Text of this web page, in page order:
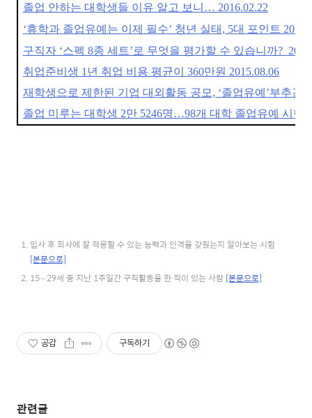
졸업 안하는 대학생들 이유 알고 보니… 2016.02.22
‘휴학과 졸업유예는 이제 필수’ 청년 실태, 5대 포인트
구직자 ‘스펙 8종 세트’로 무엇을 평가할 수 있습니까?
취업준비생 1년 취업 비용 평균이 360만원 2015.08.06
재학생으로 제한된 기업 대외활동 공모, ‘졸업유예’부추긴
졸업 미루는 대학생 2만 5246명…98개 대학 졸업유예 시행
입사 후 회사에 잘 적응할 수 있는 능력과 인격을 갖췄는지 알아보는 시험
[본문으로]
15∼29세 중 지난 1주일간 구직활동을 한 적이 있는 사람 [본문으로]
공감 구독하기
관련글